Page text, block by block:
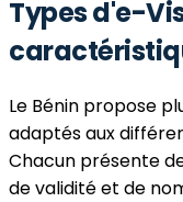
Types d'e-
Le Bénin propose
adaptés aux
Chacun présente
de validité et de